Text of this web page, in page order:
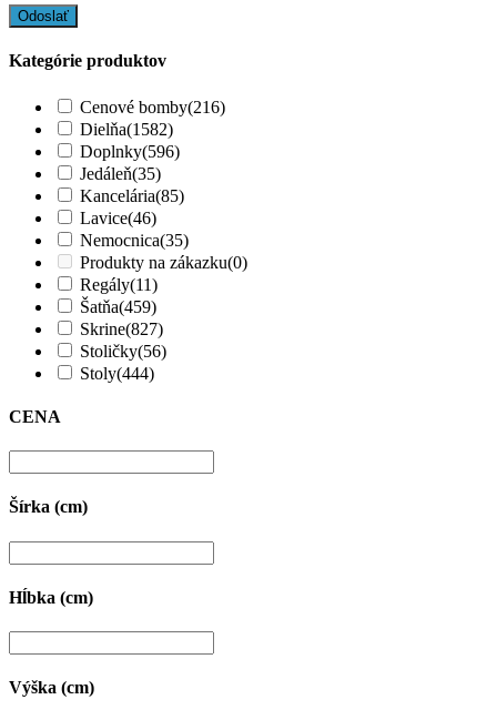
Kategórie produktov
Cenové bomby(216)
Dielňa(1582)
Doplnky(596)
Jedáleň(35)
Kancelária(85)
Lavice(46)
Nemocnica(35)
Produkty na zákazku(0)
Regály(11)
Šatňa(459)
Skrine(827)
Stoličky(56)
Stoly(444)
CENA
Šírka (cm)
Hĺbka (cm)
Výška (cm)